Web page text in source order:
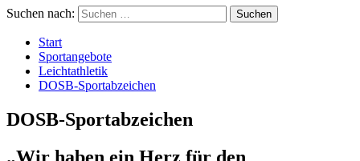
Suchen nach:
Start
Sportangebote
Leichtathletik
DOSB-Sportabzeichen
DOSB-Sportabzeichen